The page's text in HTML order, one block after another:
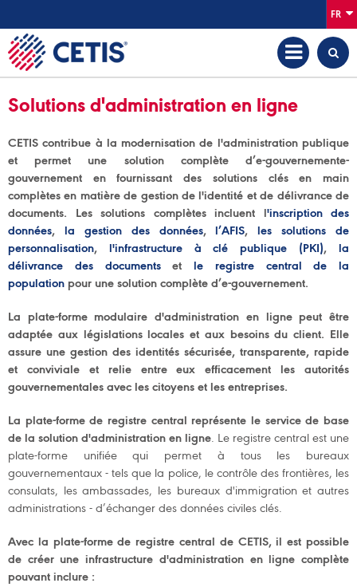
FR
Solutions d'administration en ligne
CETIS contribue à la modernisation de l'administration publique
et permet une solution complète d’e-gouvernemente-
gouvernement en fournissant des solutions clés en main
complètes en matière de gestion de l'identité et de délivrance de
documents. Les solutions complètes incluent l'inscription des
données, la gestion des données,l’AFIS,les solutions de
personnalisation, l'infrastructure à clé publique (PKI),la
délivrance des documentset le registre central de la
population pour une solution complète d’e-gouvernement.
La plate-forme modulaire d'administration en ligne peut être
adaptée aux législations locales et aux besoins du client. Elle
assure une gestion des identités sécurisée, transparente, rapide
et conviviale et relie entre eux efficacement les autorités
gouvernementales avec les citoyens et les entreprises.
La plate-forme de registre central représente le service de base
de la solution d'administration en ligne. Le registre central est une
plate-forme unifiée qui permet à tous les bureaux
gouvernementaux - tels que la police, le contrôle des frontières, les
consulats, les ambassades, les bureaux d'immigration et autres
administrations - d’échanger des données civiles clés.
Avec la plate-forme de registre central de CETIS, il est possible
de créer une infrastructure d'administration en ligne complète
pouvant inclure :